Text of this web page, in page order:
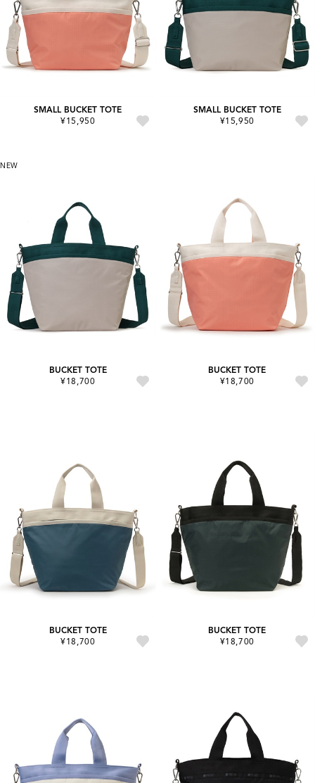
SMALL BUCKET TOTE
¥15,950
SMALL BUCKET TOTE
¥15,950
NEW
BUCKET TOTE
¥18,700
BUCKET TOTE
¥18,700
BUCKET TOTE
¥18,700
BUCKET TOTE
¥18,700